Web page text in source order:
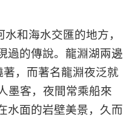
和海水交匯的地方，
過的傳說。龍淵湖兩邊
，而著名龍淵夜泛就
墨客，夜間常乘船來
水面的岩壁美景，久而